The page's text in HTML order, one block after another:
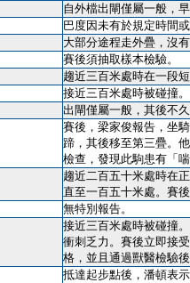
自外檔出閘僅屬一般，
巴度因未有於規定時間
大部分途程走外疊，沒
賽後須抽取樣本檢驗。
趨近三百米處時在一段
接近三百米處時被碰撞
出閘僅屬一般，其後不
賽後，梁家俊報告，坐
蹄，其後移至第三疊。
檢查，發現此駒患有「
趨近二百五十米處時在
直至一百五十米處。賽
無特別報告。
接近三百米處時被碰撞
衝刺乏力。賽後立即接
格，並且通過獸醫檢驗
抵達起步點後，潘頓表